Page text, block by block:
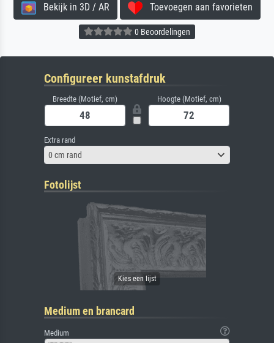
Bekijk in 3D / AR Toevoegen aan favorieten
0 Beoordelingen
Configureer kunstafdruk
Breedte (Motief, cm) Hoogte (Motief, cm)
Extra rand
0 cm rand
Fotolijst
Medium en brancard
Medium